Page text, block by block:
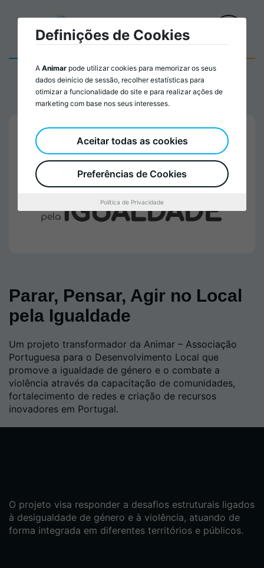
Parar, Pensar, Agir no Local
pela Igualdade
Um projeto transformador da Animar – Associação
Portuguesa para o Desenvolvimento Local que
promove a igualdade de género e o combate a
violência através da capacitação de comunidades,
fortalecimento de redes e criação de recursos
inovadores em Portugal.
O projeto visa responder a desafios estruturais ligados
à desigualdade de género e à violência, atuando de
forma integrada em diferentes territórios e públicos.
Definições de Cookies
A Animar pode utilizar cookies para memorizar os seus
dados deinício de sessão, recolher estatísticas para
otimizar a funcionalidade do site e para realizar ações de
marketing com base nos seus interesses.
Preferências de Cookies
Aceitar todas as cookies
Política de Privacidade